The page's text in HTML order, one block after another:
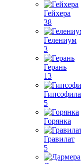
Гейхера
38
Гелениум
3
Герань
13
Гипсофила
5
Горянка
Гравилат
5